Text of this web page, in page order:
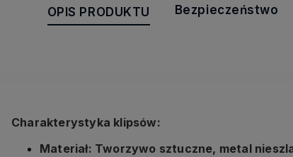
OPIS PRODUKTU Bezpieczeństwo
Charakterystyka klipsów:
Materiał: Tworzywo sztuczne, metal